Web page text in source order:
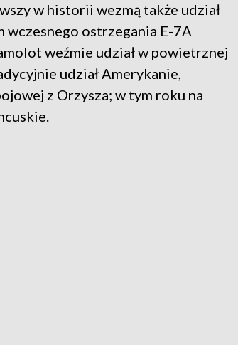
w historii wezmą także udział
wczesnego ostrzegania E-7A
weźmie udział w powietrznej
udział Amerykanie,
z Orzysza; w tym roku na